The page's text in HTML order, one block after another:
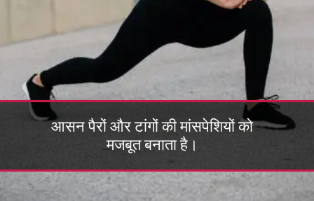
आसन पैरों और टांगों की मांसपेशियों को
मजबूत बनाता है।